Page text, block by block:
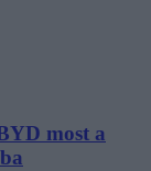
most a